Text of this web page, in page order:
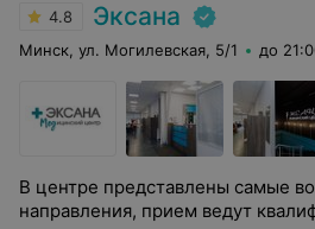
4.8 Эксана
Минск, ул. Могилевская, 5/1 до
В центре представлены самые
направления, прием ведут